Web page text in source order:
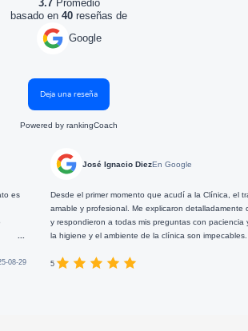
3.7Promedio
basado en 40 reseñas de
Google
Deja una reseña
Powered by rankingCoach
José Ignacio Diez En Google
Desde el primer momento que acudí a la Clínica, el trato recibido
amable y profesional. Me explicaron detalladamente cada paso
y respondieron a todas mis preguntas con paciencia y
la higiene y el ambiente de la clínica son impecables. Un 10! :)))
5